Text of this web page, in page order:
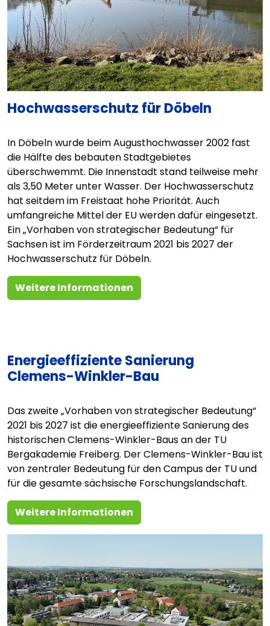
Hochwasserschutz für Döbeln
In Döbeln wurde beim Augusthochwasser 2002 fast
die Hälfte des bebauten Stadtgebietes
überschwemmt. Die Innenstadt stand teilweise mehr
als 3,50 Meter unter Wasser. Der Hochwasserschutz
hat seitdem im Freistaat hohe Priorität. Auch
umfangreiche Mittel der EU werden dafür eingesetzt.
Ein „Vorhaben von strategischer Bedeutung“ für
Sachsen ist im Förderzeitraum 2021 bis 2027 der
Hochwasserschutz für Döbeln.
Weitere Informationen
Energieeffiziente Sanierung
Clemens-Winkler-Bau
Das zweite „Vorhaben von strategischer Bedeutung“
2021 bis 2027 ist die energieeffiziente Sanierung des
historischen Clemens-Winkler-Baus an der TU
Bergakademie Freiberg. Der Clemens-Winkler-Bau ist
von zentraler Bedeutung für den Campus der TU und
für die gesamte sächsische Forschungslandschaft.
Weitere Informationen